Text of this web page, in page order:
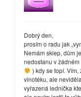
Dobrý den,
prosím o radu jak
Nemám sklep, dům
nedostanu v
) kdy se topí.
vinotéku, ale
vyřazená lednička